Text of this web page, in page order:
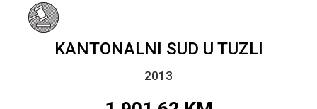
KANTONALNI SUD U TUZLI
2013